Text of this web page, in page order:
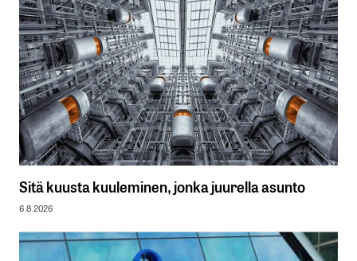
Sitä kuusta kuuleminen, jonka juurella asunto
6.8.2026